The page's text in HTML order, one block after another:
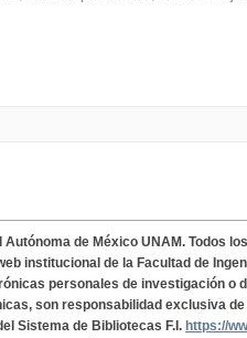
de México UNAM. Todos
institucional de la Facultad de
personales de investigación o
son responsabilidad exclusiva
Sistema de Bibliotecas F.I. https://